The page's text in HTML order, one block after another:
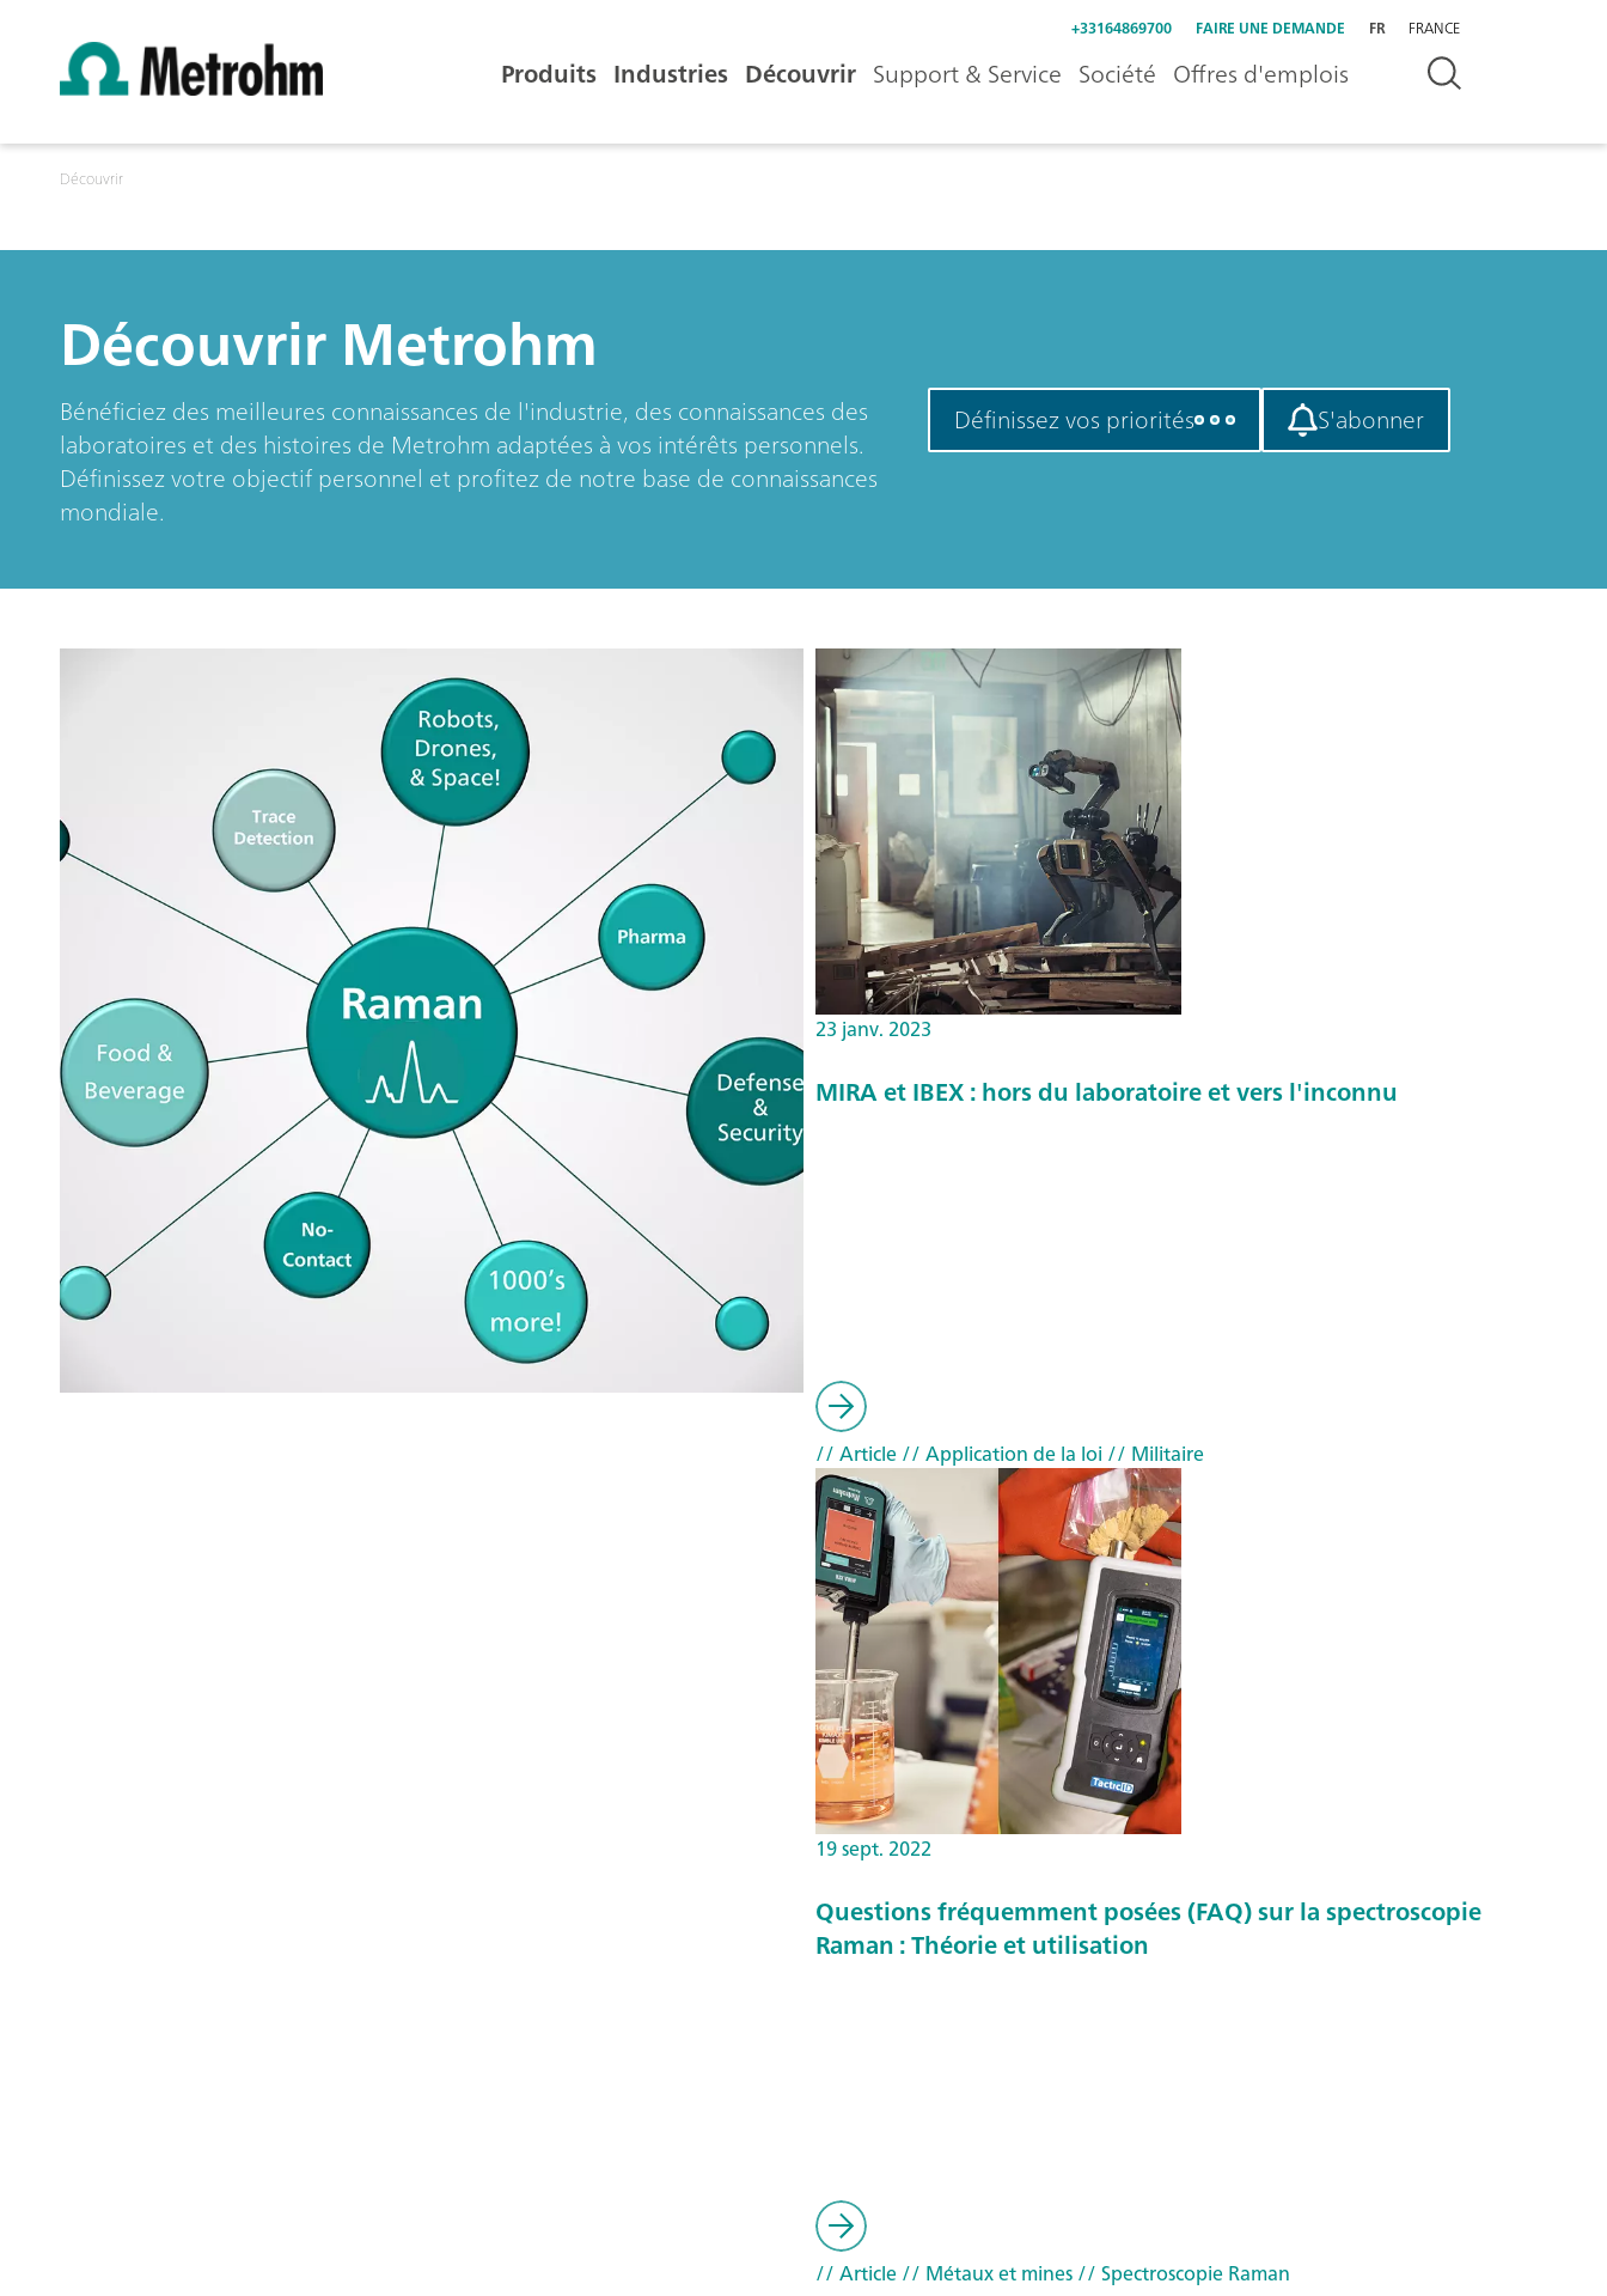
+33164869700 FAIRE UNE DEMANDE FR FRANCE
Produits Industries Découvrir Support & Service Société Offres d'emplois
Découvrir
Découvrir Metrohm
Bénéficiez des meilleures connaissances de l'industrie, des connaissances des
laboratoires et des histoires de Metrohm adaptées à vos intérêts personnels.
Définissez votre objectif personnel et profitez de notre base de connaissances
mondiale.
Définissez vos priorités S'abonner
23 janv. 2023
MIRA et IBEX : hors du laboratoire et vers l'inconnu
// Article// Application de la loi // Militaire
19 sept. 2022
Questions fréquemment posées (FAQ) sur la spectroscopie
Raman : Théorie et utilisation
// Article// Métaux et mines// Spectroscopie Raman